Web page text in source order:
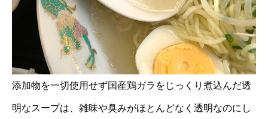
添加物を一切使用せず国産鶏ガラをじっくり煮込んだ透
明なスープは、雑味や臭みがほとんどなく透明なのにし